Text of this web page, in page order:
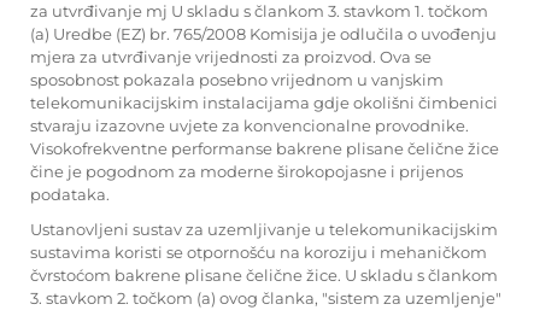
za utvrđivanje mj U skladu s člankom 3. stavkom 1. točkom
(a) Uredbe (EZ) br. 765/2008 Komisija je odlučila o uvođenju
mjera za utvrđivanje vrijednosti za proizvod. Ova se
sposobnost pokazala posebno vrijednom u vanjskim
telekomunikacijskim instalacijama gdje okolišni čimbenici
stvaraju izazovne uvjete za konvencionalne provodnike.
Visokofrekventne performanse bakrene plisane čelične žice
čine je pogodnom za moderne širokopojasne i prijenos
podataka.
Ustanovljeni sustav za uzemljivanje u telekomunikacijskim
sustavima koristi se otpornošću na koroziju i mehaničkom
čvrstoćom bakrene plisane čelične žice. U skladu s člankom
3. stavkom 2. točkom (a) ovog članka, "sistem za uzemljenje"